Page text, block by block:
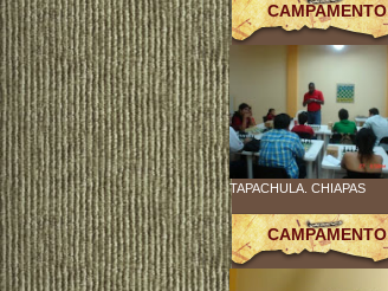
CAMPAMENTO
TAPACHULA. CHIAPAS
CAMPAMENTO